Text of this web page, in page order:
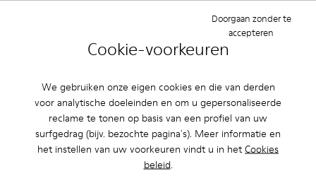
Cookie-voorkeuren
We gebruiken onze eigen cookies en die van derden
voor analytische doeleinden en om u gepersonaliseerde
reclame te tonen op basis van een profiel van uw
surfgedrag (bijv. bezochte pagina's). Meer informatie en
het instellen van uw voorkeuren vindt u in het Cookies
beleid.
Doorgaan zonder te
accepteren
Productverzorging
Uitverkoop: krijg 10% extra korting
Ja, dat klopt. Als lid van onze community krijg je exclusieve
voordelen zoals kortingen, vroege toegang, uitnodigingen voor
events en nog veel, veel meer.